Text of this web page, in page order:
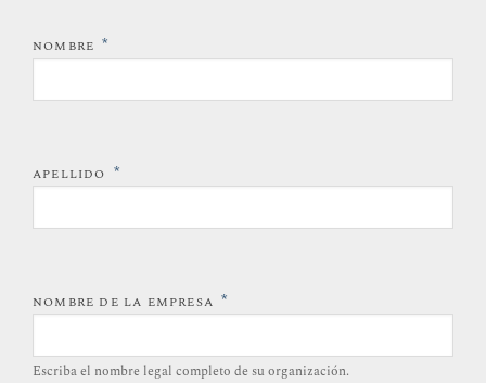
NOMBRE *
APELLIDO *
NOMBRE DE LA EMPRESA *
Escriba el nombre legal completo de su organización.